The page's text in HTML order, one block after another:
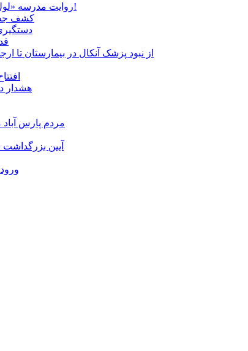
روایت مدرسه «لوله دره» در اسلام آبادمغان که شبیه مدارس جنگ زده است!
کشف
از نبود پزشک آنکال در بیمارستان
هشدار
مردم پارس آباد
آیین بزرگداشت